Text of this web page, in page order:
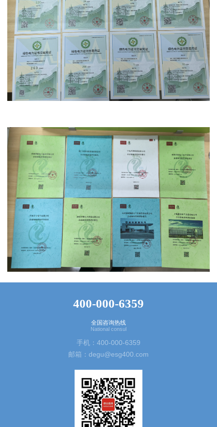
400-000-6359
全国咨询热线
National consul
手机：400-000-6359
邮箱：degu@esg400.com